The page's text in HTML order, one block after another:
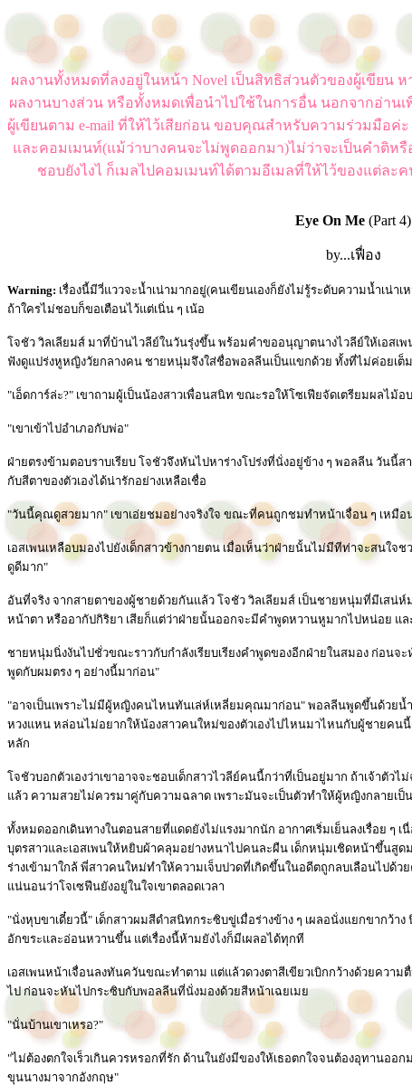
ผลงานทั้งหมดที่ลงอยู่ในหน้า Novel เป็นสิทธิส่วนตัวของผู้เขียน
ผลงานบางส่วน หรือทั้งหมดเพื่อนำไปใช้ในการอื่น นอกจากอ่า
ผู้เขียนตาม e-mail ที่ให้ไว้เสียก่อน ขอบคุณสำหรับความร่วมมือค่
และคอมเมนท์(แม้ว่าบางคนจะไม่พูดออกมา)ไม่ว่าจะเป็นคำติห
ชอบยังไงไ ก็เมลไปคอมเมนท์ได้ตามอีเมลที่ให้ไว้ของแต่ล
Eye On Me (Part 4)
by...เฟื่อง
Warning: เรื่องนี้มีวี่แววจะน้ำเน่ามากอยู่(คนเขียนเองก็ยังไม่รู้ระดับความน้ำเน่า
ถ้าใครไม่ชอบก็ขอเตือนไว้แต่เนิ่น ๆ เน้อ
โจชัว วิลเลียมส์ มาที่บ้านไวลีย์ในวันรุ่งขึ้น พร้อมคำขออนุญาตนางไวลีย์ให้เอสเ
ฟังดูแปร่งหูหญิงวัยกลางคน ชายหนุ่มจึงใส่ชื่อพอลลีนเป็นแขกด้วย ทั้งที่ไม่ค่อยเต็
"เอ็ดการ์ล่ะ?" เขาถามผู้เป็นน้องสาวเพื่อนสนิท ขณะรอให้โซเฟียจัดเตรียมผลไม้
"เขาเข้าไปอำเภอกับพ่อ"
ฝ่ายตรงข้ามตอบราบเรียบ โจชัวจึงหันไปหาร่างโปร่งที่นั่งอยู่ข้าง ๆ พอลลีน วันนี้
กับสีตาของตัวเองได้น่ารักอย่างเหลือเชื่อ
"วันนี้คุณดูสวยมาก" เขาเอ่ยชมอย่างจริงใจ ขณะที่คนถูกชมทำหน้าเจื่อน ๆ เหมือ
เอสเพนเหลือบมองไปยังเด็กสาวข้างกายตน เมื่อเห็นว่าฝ่ายนั้นไม่มีทีท่าจะสนใ
ดูดีมาก"
อันที่จริง จากสายตาของผู้ชายด้วยกันแล้ว โจชัว วิลเลียมส์ เป็นชายหนุ่มที่มีเสน่
หน้าตา หรืออากัปกิริยา เสียก็แต่ว่าฝ่ายนั้นออกจะมีคำพูดหวานหูมากไปหน่อย แล
ชายหนุ่มนิ่งงันไปชั่วขณะราวกับกำลังเรียบเรียงคำพูดของอีกฝ่ายในสมอง ก่อน
พูดกับผมตรง ๆ อย่างนี้มาก่อน"
"อาจเป็นเพราะไม่มีผู้หญิงคนไหนทันเล่ห์เหลี่ยมคุณมาก่อน" พอลลีนพูดขึ้นด้วยน้ำเ
หวงแหน หล่อนไม่อยากให้น้องสาวคนใหม่ของตัวเองไปไหนมาไหนกับผู้ชายคนนี้
หลัก
โจชัวบอกตัวเองว่าเขาอาจจะชอบเด็กสาวไวลีย์คนนี้กว่าที่เป็นอยู่มาก ถ้าเจ้าตัว
แล้ว ความสวยไม่ควรมาคู่กับความฉลาด เพราะมันจะเป็นตัวทำให้ผู้หญิงกลายเ
ทั้งหมดออกเดินทางในตอนสายที่แดดยังไม่แรงมากนัก อากาศเริ่มเย็นลงเรื่อย ๆ
บุตรสาวและเอสเพนให้หยิบผ้าคลุมอย่างหนาไปคนละผืน เด็กหนุ่มเชิดหน้าขึ้นสู
ร่างเข้ามาใกล้ พี่สาวคนใหม่ทำให้ความเจ็บปวดที่เกิดขึ้นในอดีตถูกลบเลือนไปด้
แน่นอนว่าโจเซฟีนยังอยู่ในใจเขาตลอดเวลา
"นั่งหุบขาเดี๋ยวนี้" เด็กสาวผมสีดำสนิทกระซิบขู่เมื่อร่างข้าง ๆ เผลอนั่งแยกขากว้า
อักขระและอ่อนหวานขึ้น แต่เรื่องนี้ห้ามยังไงก็มีเผลอได้ทุกที
เอสเพนหน้าเจื่อนลงทันควันขณะทำตาม แต่แล้วดวงตาสีเขียวเบิกกว้างด้วยควา
ไป ก่อนจะหันไปกระซิบกับพอลลีนที่นั่งมองด้วยสีหน้าเฉยเมย
"นั่นบ้านเขาเหรอ?"
"ไม่ต้องตกใจเร็วเกินควรหรอกที่รัก ด้านในยังมีของให้เธอตกใจจนต้องอุทานออ
ขุนนางมาจากอังกฤษ"